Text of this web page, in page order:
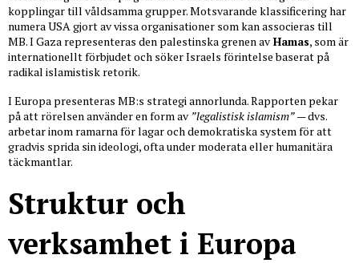
kopplingar till våldsamma grupper. Motsvarande klassificering har
numera USA gjort av vissa organisationer som kan associeras till
MB. I Gaza representeras den palestinska grenen avHamas, som är
internationellt förbjudet och söker Israels förintelse baserat på
radikal islamistisk retorik.
I Europa presenteras MB:s strategi annorlunda. Rapporten pekar
på att rörelsen använder en form av”legalistisk islamism”— dvs.
arbetar inom ramarna för lagar och demokratiska system för att
gradvis sprida sin ideologi, ofta under moderata eller humanitära
täckmantlar.
Struktur och
verksamhet i Europa